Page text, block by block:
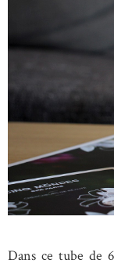
Dans ce tube de